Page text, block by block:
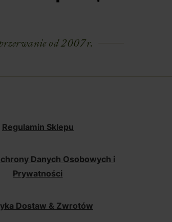
od 2007 r.
Regulamin Sklepu
Danych Osobowych i
Prywatności
Dostaw & Zwrotów